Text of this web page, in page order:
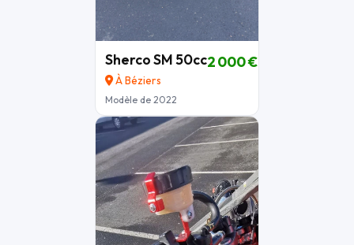
Sherco SM 50cc
À Béziers
Modèle de 2022
2 000 €